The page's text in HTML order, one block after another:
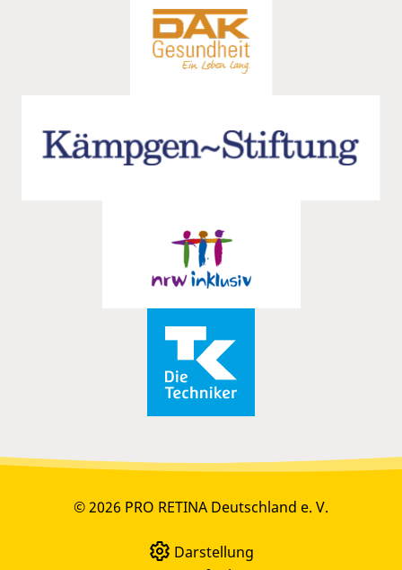
© 2026 PRO RETINA Deutschland e. V.
Darstellung